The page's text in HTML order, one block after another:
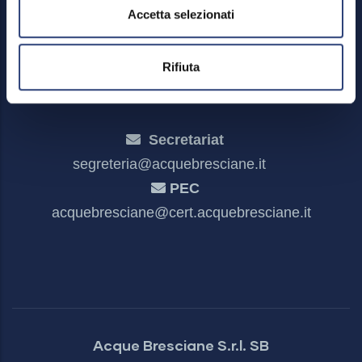
Accetta selezionati
Rifiuta
Feedback mechanism
Dichiarazione di accessibilità
Secretariat
segreteria@acquebresciane.it
PEC
acquebresciane@cert.acquebresciane.it
Acque Bresciane S.r.l. SB